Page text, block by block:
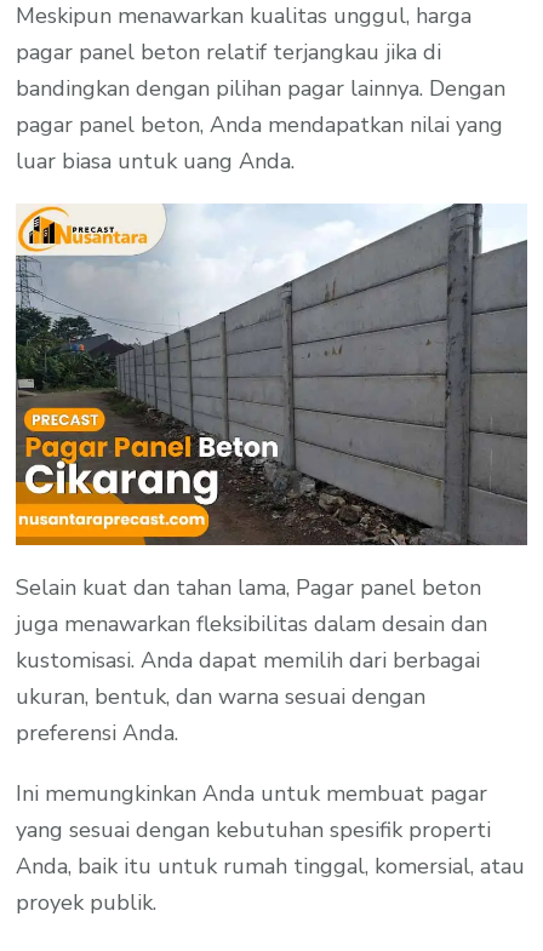
Meskipun menawarkan kualitas unggul, harga
pagar panel beton relatif terjangkau jika di
bandingkan dengan pilihan pagar lainnya. Dengan
pagar panel beton, Anda mendapatkan nilai yang
luar biasa untuk uang Anda.
Selain kuat dan tahan lama, Pagar panel beton
juga menawarkan fleksibilitas dalam desain dan
kustomisasi. Anda dapat memilih dari berbagai
ukuran, bentuk, dan warna sesuai dengan
preferensi Anda.
Ini memungkinkan Anda untuk membuat pagar
yang sesuai dengan kebutuhan spesifik properti
Anda, baik itu untuk rumah tinggal, komersial, atau
proyek publik.